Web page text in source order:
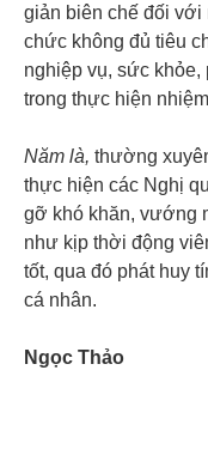
giản biên chế đối với
chức không đủ tiêu
nghiệp vụ, sức khỏe,
trong thực hiện
Năm là, thường
thực hiện các Nghị
gỡ khó khăn, vướng
như kịp thời động
tốt, qua đó phát huy
cá nhân.
Ngọc Thảo